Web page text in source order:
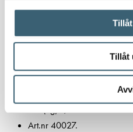
Tillåt
Volym (L):75
Längd (mm):800
Art.nr 40027.